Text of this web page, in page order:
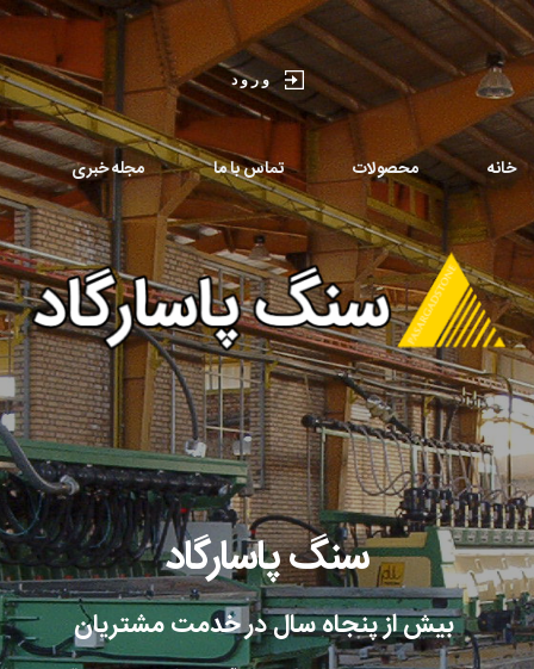
ورود
مجله خبری تماس با ما محصولات خانه
سنگ پاسارگاد
بیش از پنجاه سال در خدمت مشتریان